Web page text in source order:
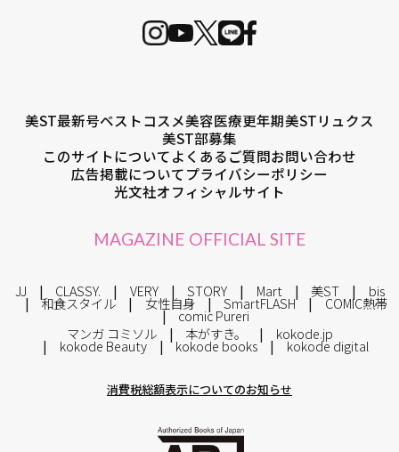
美ST最新号ベストコスメ美容医療更年期美STリュクス
美ST部募集
このサイトについてよくあるご質問お問い合わせ
広告掲載についてプライバシーポリシー
光文社オフィシャルサイト
MAGAZINE OFFICIAL SITE
JJ CLASSY. VERY STORY Mart 美ST bis
和食スタイル 女性自身 SmartFLASH COMIC熱帯
comic Pureri
マンガ コミソル
本がすき。 kokode.jp
kokode Beauty kokode books kokode digital
消費税総額表示についてのお知らせ